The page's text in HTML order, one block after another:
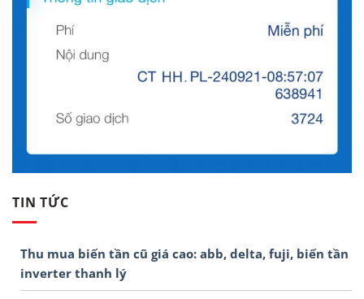
TIN TỨC
Thu mua biến tần cũ giá cao: abb, delta, fuji, biến tần
inverter thanh lý